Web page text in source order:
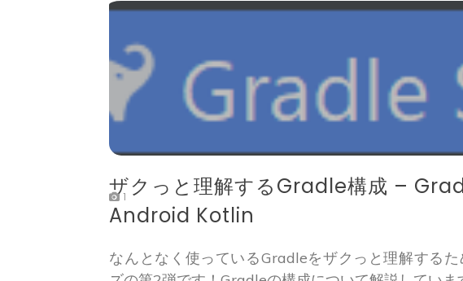
1
ザクっと理解するGradle構成 –
Android Kotlin
なんとなく使っているGradleをザクっと理解するた